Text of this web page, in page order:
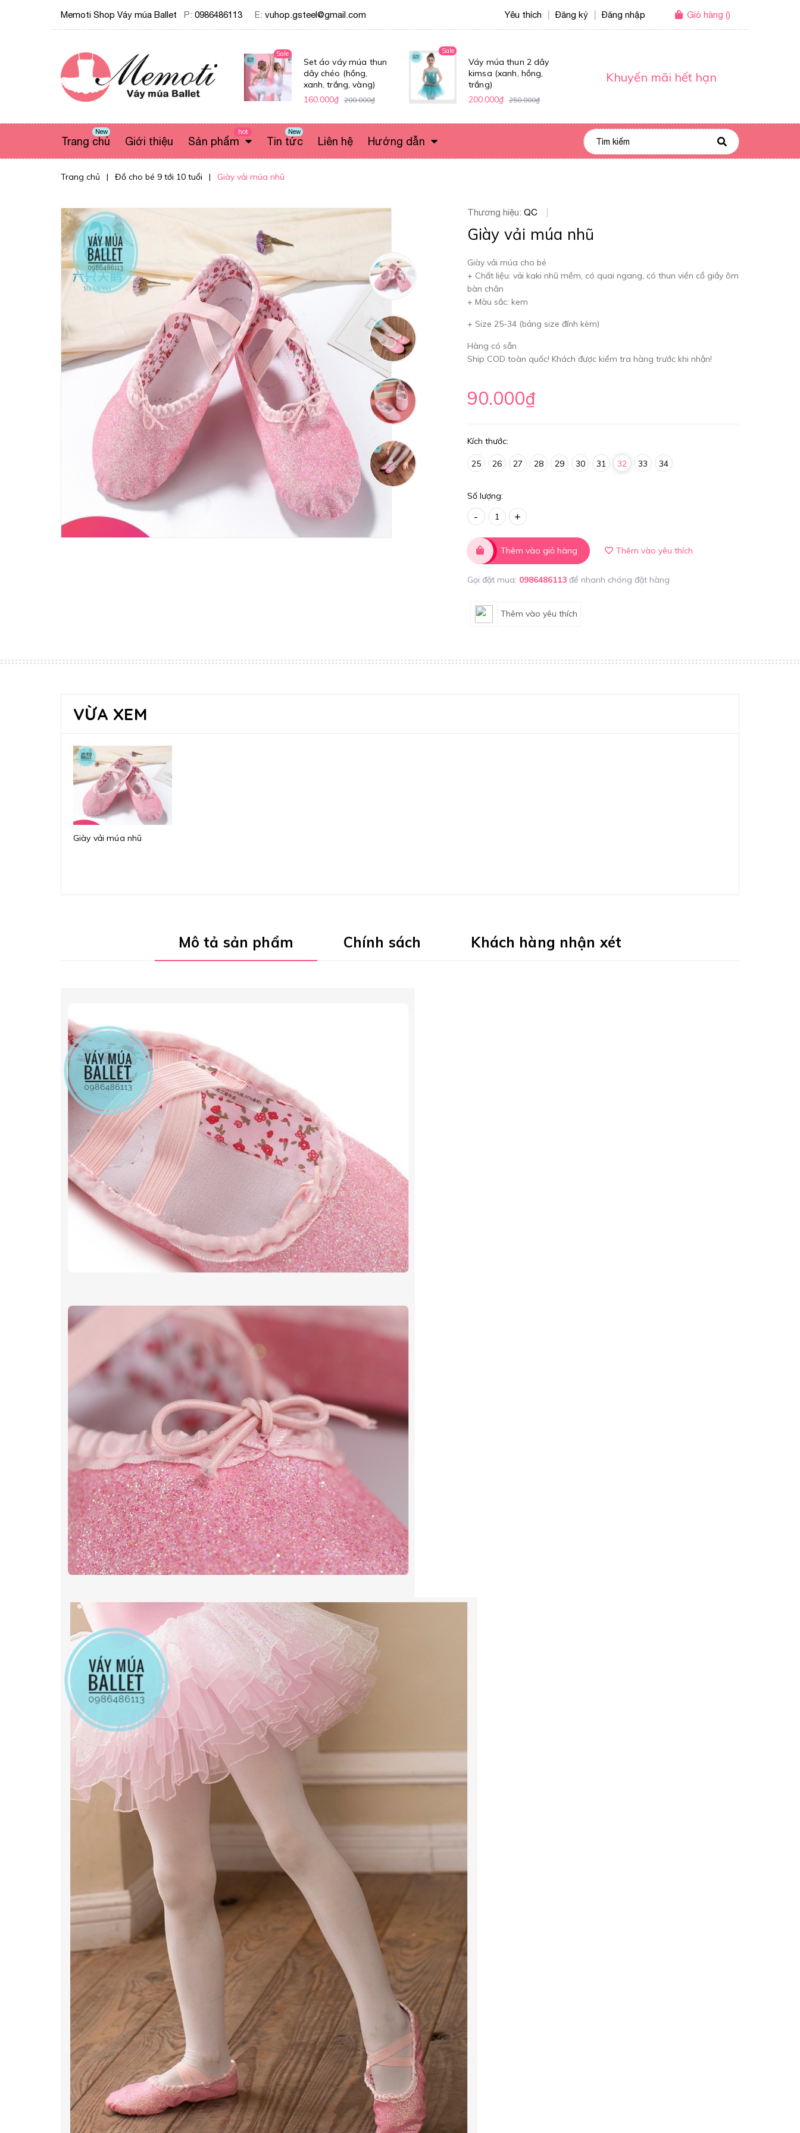
Memoti Shop Váy múa Ballet P: 0986486113 E: vuhop.gsteel@gmail.com Yêu thích Đăng ký Đăng nhập Giỏ hàng ()
Sale
Set áo váy múa thun
dây chéo (hồng,
xanh, trắng, vàng)
160.000₫ 200.000₫
Sale
Váy múa thun 2 dây
kimsa (xanh, hồng,
trắng)
200.000₫ 250.000₫
Khuyến mãi hết hạn
Trang chủ
New
Giới thiệu Sản phẩm
hot
Tin tức
New
Liên hệ Hướng dẫn
Trang chủ | Đồ cho bé 9 tới 10 tuổi | Giày vải múa nhũ
Thương hiệu: QC
Giày vải múa nhũ
Giày vải múa cho bé
+ Chất liệu: vải kaki nhũ mềm, có quai ngang, có thun viền cổ giầy ôm
bàn chân
+ Màu sắc: kem
+ Size 25-34 (bảng size đính kèm)
Hàng có sẵn
Ship COD toàn quốc! Khách được kiểm tra hàng trước khi nhận!
90.000₫
Kích thước:
25 26 27 28 29 30 31 32 33 34
Số lượng:
- +
Thêm vào giỏ hàng Thêm vào yêu thích
Gọi đặt mua: 0986486113 để nhanh chóng đặt hàng
Thêm vào yêu thích
VỪA XEM
Giày vải múa nhũ
Mô tả sản phẩm Chính sách Khách hàng nhận xét